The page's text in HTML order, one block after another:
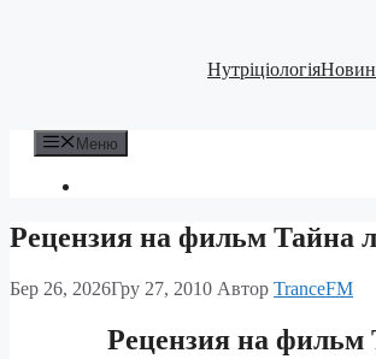
Нутріціологія
Меню
Рецензия на фильм Тайна
Бер 26, 2026Гру 27, 2010 Автор TranceFM
Рецензия на фильм